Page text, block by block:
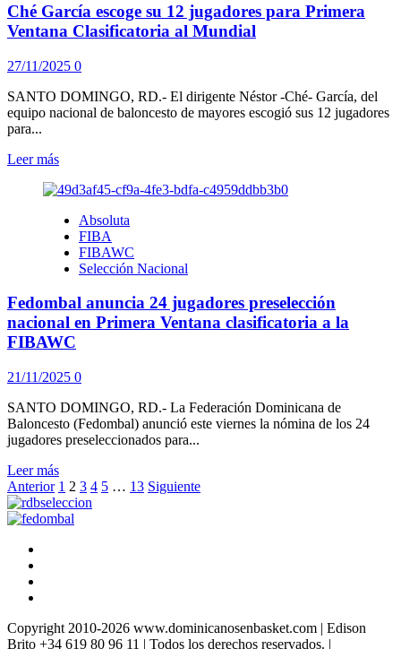
inicio
de
Primera
Ventana
Clasificatoria
a
Qatar
Ché García escoge su 12 jugadores para Primera
Ventana Clasificatoria al Mundial
27/11/2025 0
SANTO DOMINGO, RD.- El dirigente Néstor -Ché- García, del
equipo nacional de baloncesto de mayores escogió sus 12 jugadores
para...
Leer másLeer
sobre
García
escoge
su
12
para
Primera
Ventana
Clasificatoria
Mundial
Absoluta
FIBA
FIBAWC
Selección Nacional
Fedombal anuncia 24 jugadores preselección
nacional en Primera Ventana clasificatoria a la
FIBAWC
21/11/2025 0
SANTO DOMINGO, RD.- La Federación Dominicana de
Baloncesto (Fedombal) anunció este viernes la nómina de los 24
jugadores preseleccionados para...
Leer másLeer
más
sobre
Fedombal
Primera
Paginación
de
Anterior 1 2 3 4 5 … 13 Siguiente
Copyright 2010-2026 www.dominicanosenbasket.com | Edison
Brito +34 619 80 96 11 | Todos los derechos reservados. |